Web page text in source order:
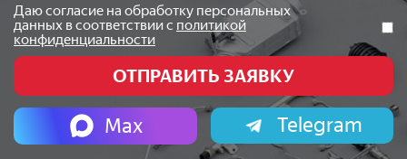
Даю согласие на обработку персональных
данных в соответствии с политикой
конфиденциальности
Max Telegram